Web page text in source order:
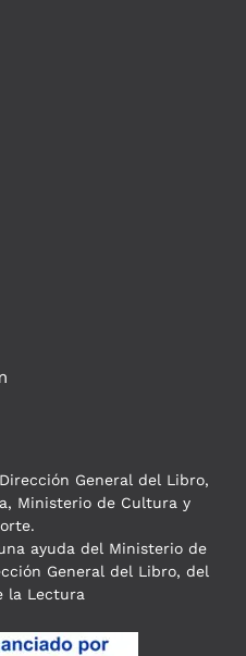
General del Libro,
Ministerio de Cultura y
ayuda del Ministerio de
General del Libro, del
la Lectura